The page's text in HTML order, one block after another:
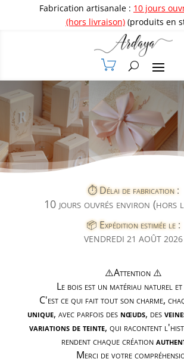
Fabrication artisanale : 10 jours
(hors livraison)(produits en
⏱️ Délai de fabrication :
10 jours ouvrés environ (hors
📦 Expédition estimée le :
VENDREDI 21 AOÛT 2026
⚠️Attention ⚠️
Le bois est un matériau naturel
C'est ce qui fait tout son charme,
unique, avec parfois des nœuds, des
variations de teinte, qui racontent
rendent chaque création
Merci de votre